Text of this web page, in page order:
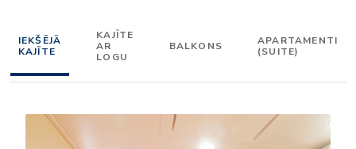
IEKŠĒJĀ
KAJĪTE
KAJĪTE
AR
LOGU
BALKONS
APARTAMENTI
(SUITE)